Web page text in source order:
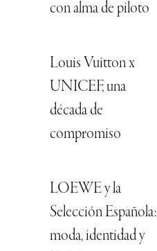
con alma de piloto
Louis Vuitton x
UNICEF, una
década de
compromiso
LOEWE y la
Selección Española:
moda, identidad y